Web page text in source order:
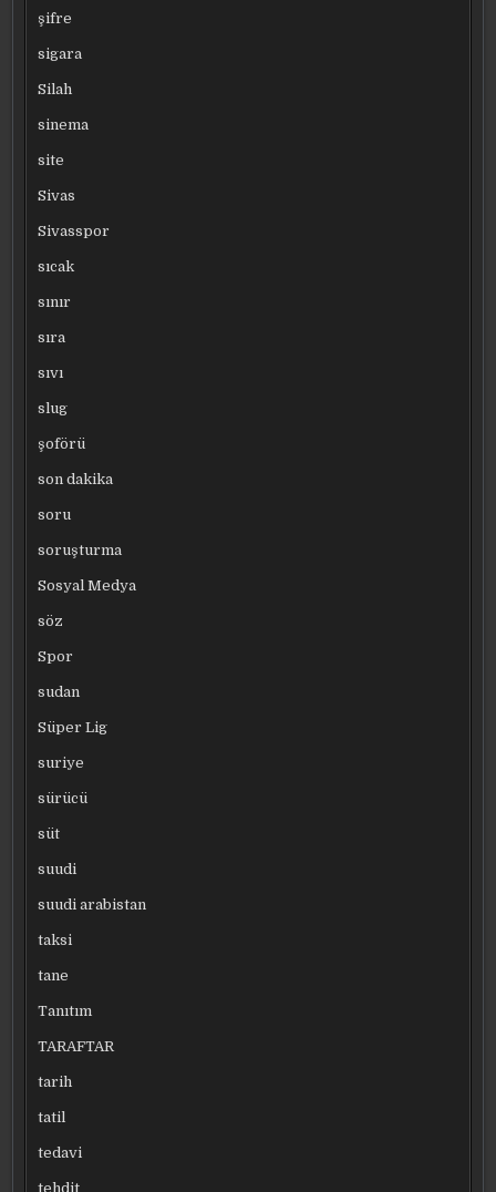
şifre
sigara
Silah
sinema
site
Sivas
Sivasspor
sıcak
sınır
sıra
sıvı
slug
şoförü
son dakika
soru
soruşturma
Sosyal Medya
söz
Spor
sudan
Süper Lig
suriye
sürücü
süt
suudi
suudi arabistan
taksi
tane
Tanıtım
TARAFTAR
tarih
tatil
tedavi
tehdit